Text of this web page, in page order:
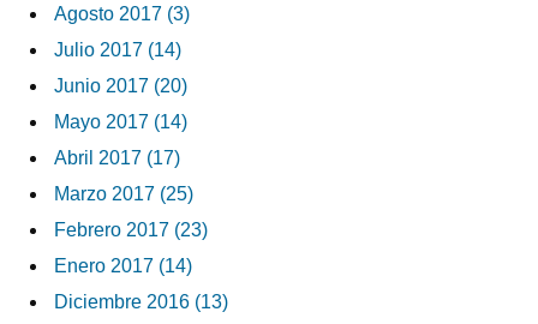
Agosto 2017 (3)
Julio 2017 (14)
Junio 2017 (20)
Mayo 2017 (14)
Abril 2017 (17)
Marzo 2017 (25)
Febrero 2017 (23)
Enero 2017 (14)
Diciembre 2016 (13)